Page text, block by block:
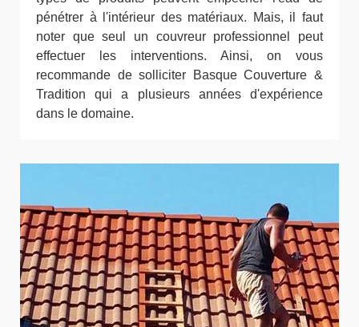
pénétrer à l'intérieur des matériaux. Mais, il faut
noter que seul un couvreur professionnel peut
effectuer les interventions. Ainsi, on vous
recommande de solliciter Basque Couverture &
Tradition qui a plusieurs années d'expérience
dans le domaine.